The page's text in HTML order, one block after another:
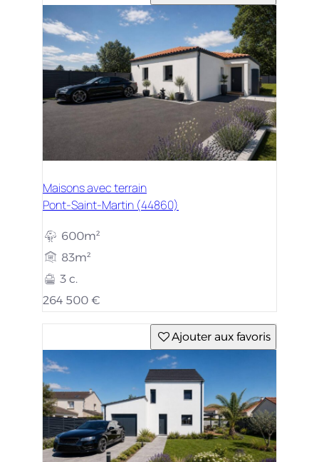
Maisons avec terrain
Pont-Saint-Martin (44860)
600m²
83m²
3 c.
264 500 €
Ajouter aux favoris